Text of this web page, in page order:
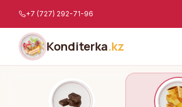
+7 (727) 292-71-96
Konditerka.kz